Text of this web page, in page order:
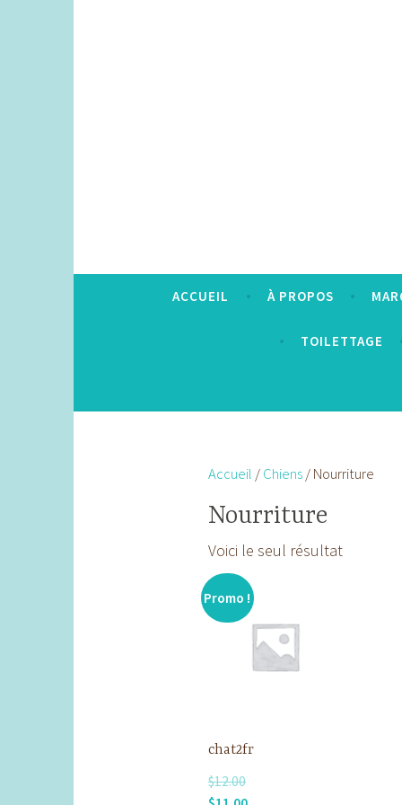
ACCUEIL À PROPOS
TOILETTAGE
Accueil /Chiens/ Nourriture
Nourriture
Voici le seul résultat
Promo !
chat2fr
$12.00